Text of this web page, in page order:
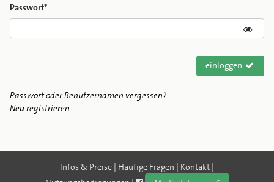
Passwort*
einloggen
Passwort oder Benutzernamen vergessen?
Neu registrieren
Infos & Preise | Häufige Fragen | Kontakt |